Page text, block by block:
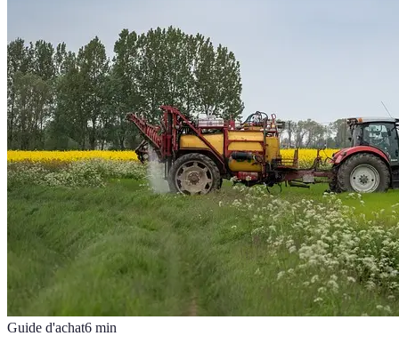
Guide d'achat6 min